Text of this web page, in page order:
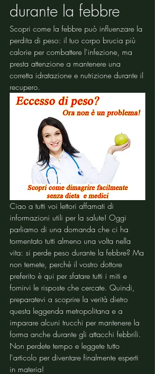
durante la febbre
Scopri come la febbre può influenzare la
perdita di peso: il tuo corpo brucia più
calorie per combattere l'infezione, ma
presta attenzione a mantenere una
corretta idratazione e nutrizione durante il
recupero.
Ciao a tutti voi lettori affamati di
informazioni utili per la salute! Oggi
parliamo di una domanda che ci ha
tormentato tutti almeno una volta nella
vita: si perde peso durante la febbre? Ma
non temete, perché il vostro dottore
preferito è qui per sfatare tutti i miti e
fornirvi le risposte che cercate. Quindi,
preparatevi a scoprire la verità dietro
questa leggenda metropolitana e a
imparare alcuni trucchi per mantenere la
forma anche durante gli attacchi febbrili.
Non perdete tempo e leggete tutto
l'articolo per diventare finalmente esperti
in materia!